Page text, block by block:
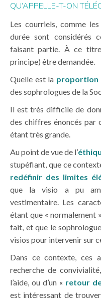
QU’APPELLE-T-ON
Les courriels, comme
durée sont considérés
faisant partie. À ce
principe) être demandée.
Quelle est la proportion
des sophrologues de la
Il est très difficile de
des chiffres énoncés
étant très grande.
Au point de vue de l’
stupéfiant, que ce
redéfinir des limites
que la visio a pu
vestimentaire. Les
étant que « normalement
fait, et que le
visios pour intervenir sur
Dans ce contexte, ces
recherche de
l’aide, ou d’un « retour
est intéressant de